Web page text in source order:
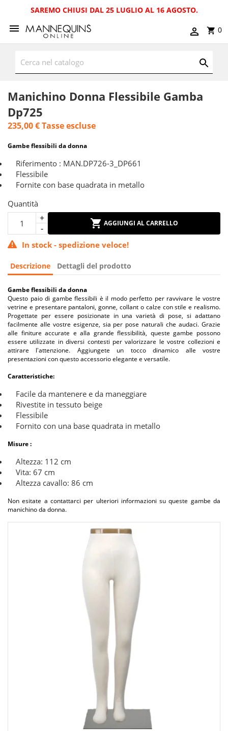
SAREMO CHIUSI DAL 25 LUGLIO AL 16 AGOSTO.
0
Manichino Donna Flessibile Gamba
Dp725
235,00 €Tasse escluse
Gambe flessibili da donna
Riferimento : MAN.DP726-3_DP661
Flessibile
Fornite con base quadrata in metallo
Quantità
AGGIUNGI AL CARRELLO
In stock - spedizione veloce!
Descrizione Dettagli del prodotto
Gambe flessibili da donna
Questo paio di gambe flessibili è il modo perfetto per ravvivare le vostre
vetrine e presentare pantaloni, gonne, collant o calze con stile e realismo.
Progettate per essere posizionate in una varietà di pose, si adattano
facilmente alle vostre esigenze, sia per pose naturali che audaci. Grazie
alle finiture accurate e alla grande flessibilità, queste gambe possono
essere utilizzate in diversi contesti per valorizzare le vostre collezioni e
attirare l'attenzione. Aggiungete un tocco dinamico alle vostre
presentazioni con questo accessorio elegante e versatile.
Caratteristiche:
Facile da mantenere e da maneggiare
Rivestite in tessuto beige
Flessibile
Fornito con una base quadrata in metallo
Misure :
Altezza: 112 cm
Vita: 67 cm
Altezza cavallo: 86 cm
Non esitate a contattarci per ulteriori informazioni su queste gambe da
manichino da donna.